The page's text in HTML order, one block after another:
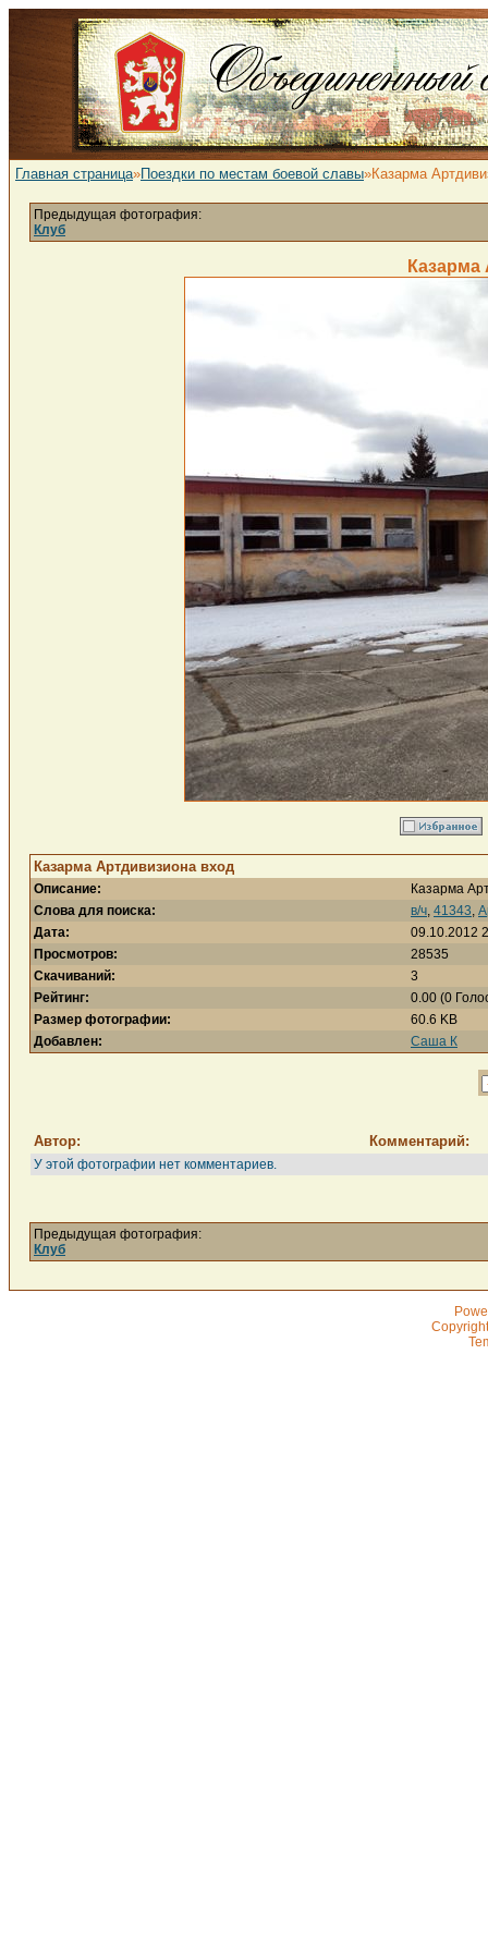
Главная страница»Поездки по местам боевой славы»Казарма
Предыдущая фотография:
Клуб
Казарма
Казарма Артдивизиона вход
Описание:
Казарма
Слова для поиска:
в/ч, 41343,
Дата:
09.10.2012
Просмотров:
28535
Скачиваний:
3
Рейтинг:
0.00 (0
Размер фотографии:
60.6 KB
Добавлен:
Саша К
Автор: Комментарий:
У этой фотографии нет комментариев.
Предыдущая фотография:
Клуб